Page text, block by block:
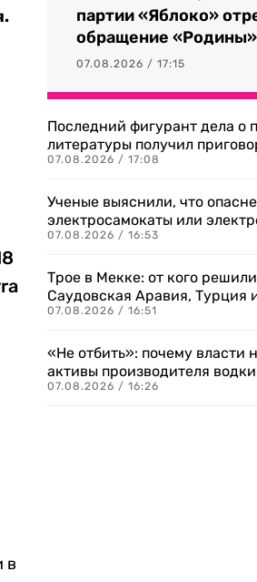
в
партии «Яблоко»
обращение
07.08.2026 / 17:15
Последний фигурант дела о
литературы получил
07.08.2026 / 17:08
Ученые выяснили, что
электросамокаты или
07.08.2026 / 16:53
Трое в Мекке: от кого
Саудовская Аравия, Турция
07.08.2026 / 16:51
«Не отбить»: почему власти
активы производителя
07.08.2026 / 16:26